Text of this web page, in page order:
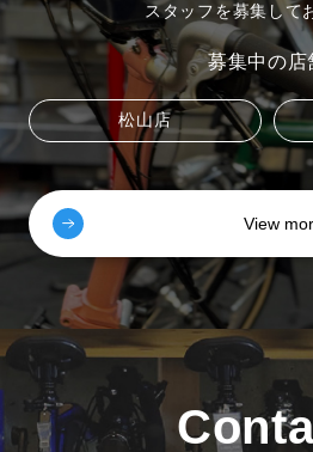
スタッフを募集して
募集中の店
松山店
View